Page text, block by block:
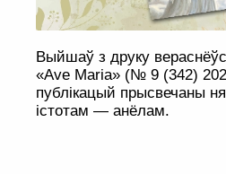
Выйшаў з друку
«Ave Maria» (№ 9 (342)
публікацый прысвечаны
істотам — анёлам.